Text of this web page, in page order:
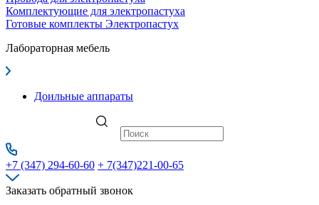
Комплектующие для электропастуха
Готовые комплекты Электропастух
Лабораторная мебель
Доильные аппараты
+7 (347) 294-60-60 + 7(347)221-00-65
Заказать обратный звонок